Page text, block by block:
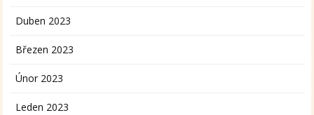
Duben 2023
Březen 2023
Únor 2023
Leden 2023